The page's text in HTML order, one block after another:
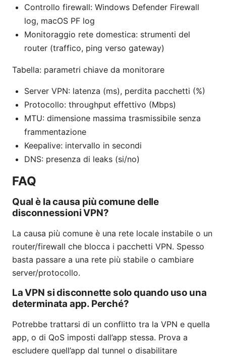
Controllo firewall: Windows Defender Firewall
log, macOS PF log
Monitoraggio rete domestica: strumenti del
router (traffico, ping verso gateway)
Tabella: parametri chiave da monitorare
Server VPN: latenza (ms), perdita pacchetti (%)
Protocollo: throughput effettivo (Mbps)
MTU: dimensione massima trasmissibile senza
frammentazione
Keepalive: intervallo in secondi
DNS: presenza di leaks (si/no)
FAQ
Qual è la causa più comune delle
disconnessioni VPN?
La causa più comune è una rete locale instabile o un
router/firewall che blocca i pacchetti VPN. Spesso
basta passare a una rete più stabile o cambiare
server/protocollo.
La VPN si disconnette solo quando uso una
determinata app. Perché?
Potrebbe trattarsi di un conflitto tra la VPN e quella
app, o di QoS imposti dall’app stessa. Prova a
escludere quell’app dal tunnel o disabilitare